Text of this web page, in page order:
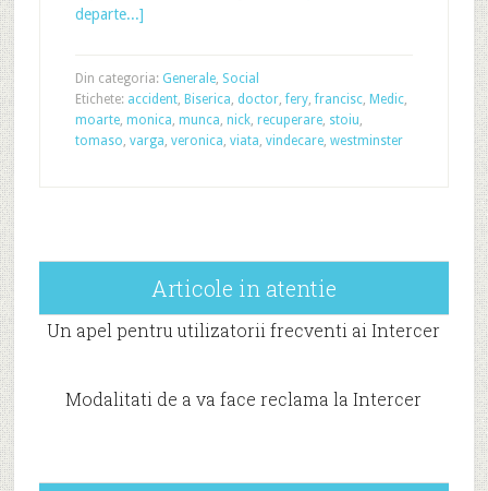
departe...]
Din categoria: Generale, Social
Etichete: accident, Biserica, doctor,fery,francisc, Medic,
moarte, monica, munca, nick, recuperare, stoiu,
tomaso, varga, veronica, viata, vindecare, westminster
Articole in atentie
Un apel pentru utilizatorii frecventi ai Intercer
Modalitati de a va face reclama la Intercer